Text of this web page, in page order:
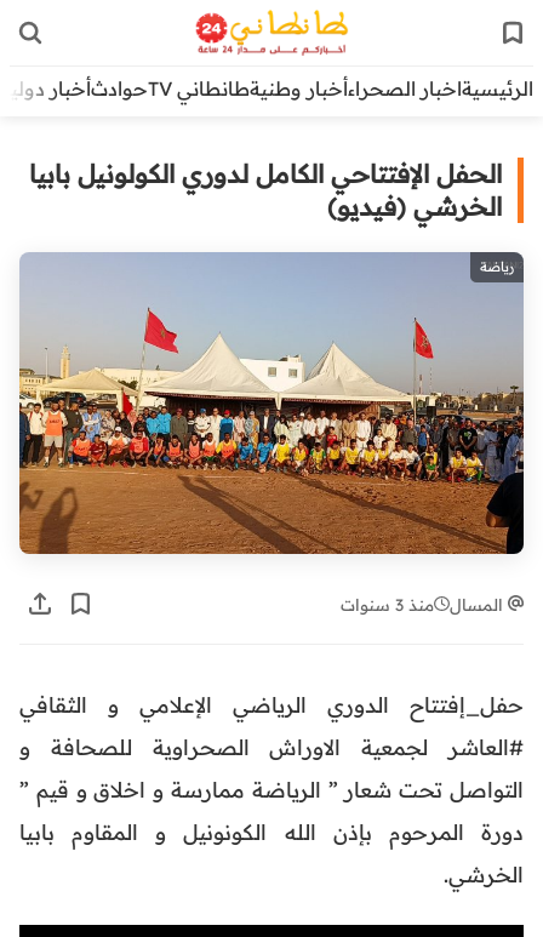
الرئيسيةاخبار الصحراءأخبار وطنيةطانطاني TV حوادثأخبار دولية
الحفل الإفتتاحي الكامل لدوري الكولونيل بابيا
الخرشي (فيديو)
رياضة
المسال منذ 3 سنوات
حفل_إفتتاح الدوري الرياضي الإعلامي و الثقافي
#العاشر لجمعية الاوراش الصحراوية للصحافة و
التواصل تحت شعار ” الرياضة ممارسة و اخلاق و قيم ”
دورة المرحوم بإذن الله الكونونيل و المقاوم بابيا
الخرشي.